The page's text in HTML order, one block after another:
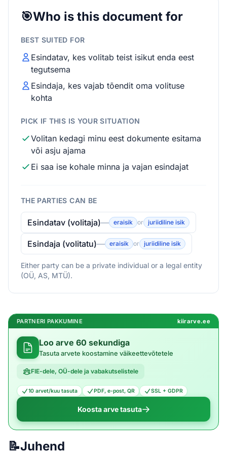
🎯Who is this document for
BEST SUITED FOR
Esindatav, kes volitab teist isikut enda eest
tegutsema
Esindaja, kes vajab tõendit oma volituse
kohta
PICK IF THIS IS YOUR SITUATION
Volitan kedagi minu eest dokumente esitama
või asju ajama
Ei saa ise kohale minna ja vajan esindajat
THE PARTIES CAN BE
Esindatav (volitaja)— eraisik or juriidiline isik
Esindaja (volitatu)— eraisik or juriidiline isik
Either party can be a private individual or a legal entity
(OÜ, AS, MTÜ).
PARTNERI PAKKUMINE kiirarve.ee
Loo arve 60 sekundiga
Tasuta arvete koostamine väikeettevõtetele
FIE-dele, OÜ-dele ja vabakutselistele
10 arvet/kuu tasuta PDF, e-post, QR SSL + GDPR
Koosta arve tasuta
📝Juhend